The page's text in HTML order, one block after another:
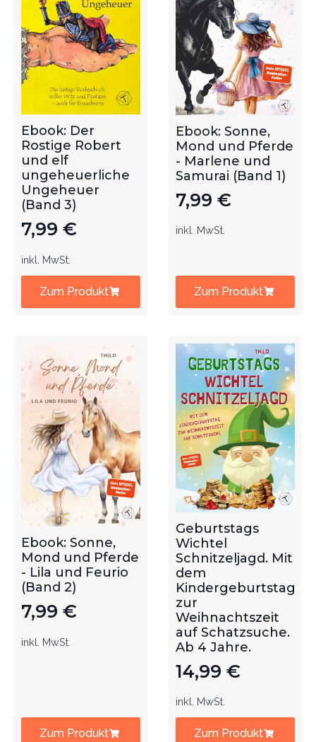
Ebook: Der
Rostige Robert
und elf
ungeheuerliche
Ungeheuer
(Band 3)
7,99 €
inkl. MwSt.
Zum Produkt
Ebook: Sonne,
Mond und Pferde
- Marlene und
Samurai (Band 1)
7,99 €
inkl. MwSt.
Zum Produkt
Ebook: Sonne,
Mond und Pferde
- Lila und Feurio
(Band 2)
7,99 €
inkl. MwSt.
Zum Produkt
Geburtstags
Wichtel
Schnitzeljagd. Mit
dem
Kindergeburtstag
zur
Weihnachtszeit
auf Schatzsuche.
Ab 4 Jahre.
14,99 €
inkl. MwSt.
Zum Produkt